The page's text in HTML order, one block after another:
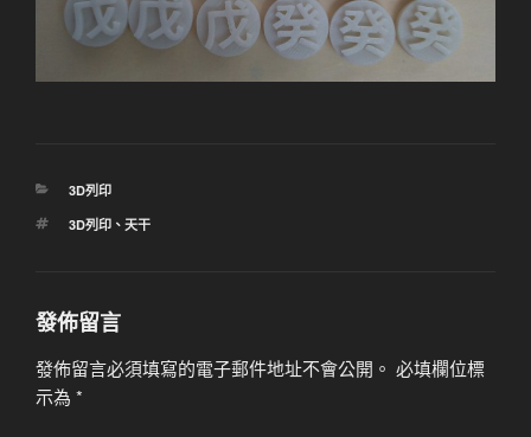
分
3D列印
標
3D列印、 天干
發佈留言
發佈留言必須填寫的電子郵件地址不會公開。 必填欄位標
示為 *